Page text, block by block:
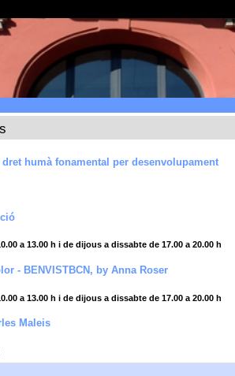
humà fonamental per desenvolupament
a 13.00 h i de dijous a dissabte de 17.00 a 20.00 h
- BENVISTBCN, by Anna Roser
a 13.00 h i de dijous a dissabte de 17.00 a 20.00 h
Maleis